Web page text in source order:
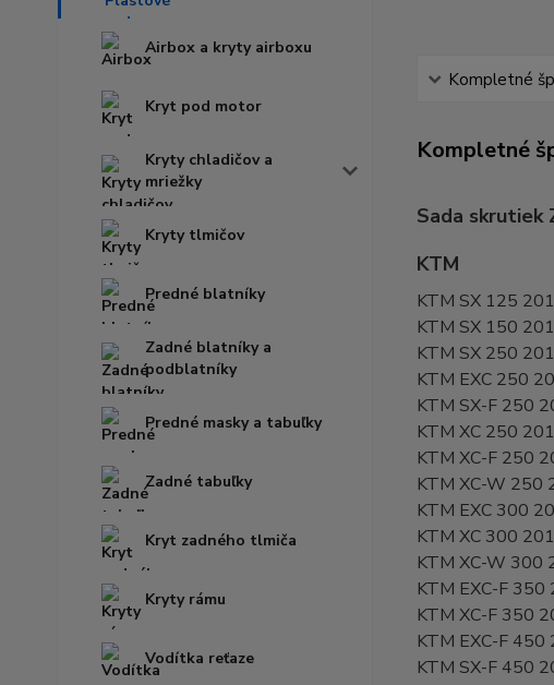
Airbox a kryty airboxu
Kryt pod motor
Kryty chladičov a
mriežky
Kryty tlmičov
Predné blatníky
Zadné blatníky a
podblatníky
Predné masky a tabuľky
Zadné tabuľky
Kryt zadného tlmiča
Kryty rámu
Vodítka reťaze
Kompletné
Kompletné
Sada skrutiek
KTM
KTM SX 125
KTM SX 150
KTM SX 250
KTM EXC 250
KTM SX-F 250
KTM XC 250
KTM XC-F 250
KTM XC-W 250
KTM EXC 300
KTM XC 300
KTM XC-W 300
KTM EXC-F
KTM XC-F 350
KTM EXC-F
KTM SX-F 450